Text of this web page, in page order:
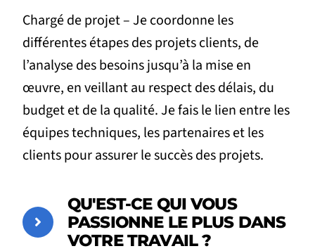
Chargé de projet – Je coordonne les
différentes étapes des projets clients, de
l’analyse des besoins jusqu’à la mise en
œuvre, en veillant au respect des délais, du
budget et de la qualité. Je fais le lien entre les
équipes techniques, les partenaires et les
clients pour assurer le succès des projets.
QU'EST-CE QUI VOUS
PASSIONNE LE PLUS DANS
VOTRE TRAVAIL ?